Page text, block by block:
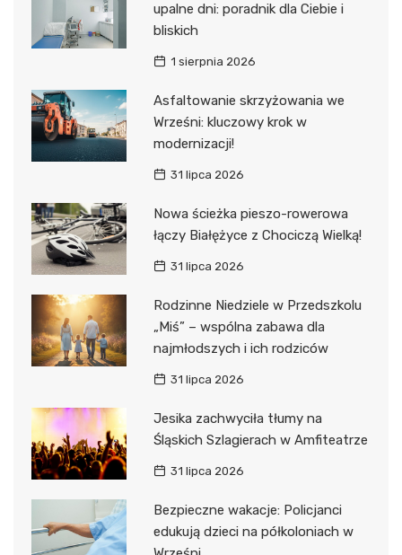
upalne dni: poradnik dla Ciebie i
bliskich
1 sierpnia 2026
Asfaltowanie skrzyżowania we
Wrześni: kluczowy krok w
modernizacji!
31 lipca 2026
Nowa ścieżka pieszo-rowerowa
łączy Białężyce z Chociczą Wielką!
31 lipca 2026
Rodzinne Niedziele w Przedszkolu
„Miś” – wspólna zabawa dla
najmłodszych i ich rodziców
31 lipca 2026
Jesika zachwyciła tłumy na
Śląskich Szlagierach w Amfiteatrze
31 lipca 2026
Bezpieczne wakacje: Policjanci
edukują dzieci na półkoloniach w